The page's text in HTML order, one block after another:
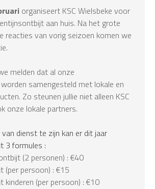
organiseert KSC Wielsbeke voor
aan huis. Na het grote
reacties van vorig seizoen komen we
melden dat al onze
samengesteld met lokale en
Zo steunen jullie niet alleen KSC
onze lokale partners.
dienst te zijn kan er dit jaar
3 formules :
(2 personen) : €40
(per persoon) : €15
kinderen (per persoon) : €10